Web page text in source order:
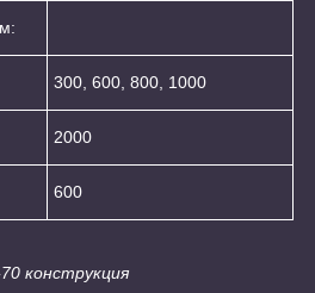
300, 600, 800, 1000
2000
600
конструкция